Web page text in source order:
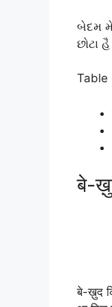
બેદમ
છોટા
Table
बे-
बे-ख़ुद